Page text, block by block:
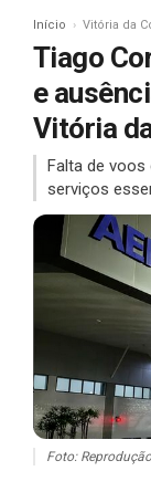
Início Vitória da
Tiago
e
Vitória
Falta de
serviços
Foto: